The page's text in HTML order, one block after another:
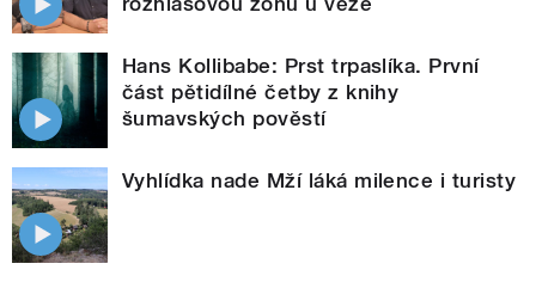
Hans Kollibabe: Prst trpaslíka. První
část pětidílné četby z knihy
šumavských pověstí
Vyhlídka nade Mží láká milence i turisty